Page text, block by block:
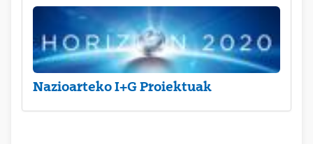
Nazioarteko I+G Proiektuak